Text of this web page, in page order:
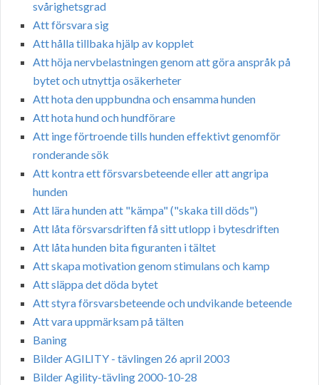
svårighetsgrad
Att försvara sig
Att hålla tillbaka hjälp av kopplet
Att höja nervbelastningen genom att göra anspråk på
bytet och utnyttja osäkerheter
Att hota den uppbundna och ensamma hunden
Att hota hund och hundförare
Att inge förtroende tills hunden effektivt genomför
ronderande sök
Att kontra ett försvarsbeteende eller att angripa
hunden
Att lära hunden att "kämpa" ("skaka till döds")
Att låta försvarsdriften få sitt utlopp i bytesdriften
Att låta hunden bita figuranten i tältet
Att skapa motivation genom stimulans och kamp
Att släppa det döda bytet
Att styra försvarsbeteende och undvikande beteende
Att vara uppmärksam på tälten
Baning
Bilder AGILITY - tävlingen 26 april 2003
Bilder Agility-tävling 2000-10-28